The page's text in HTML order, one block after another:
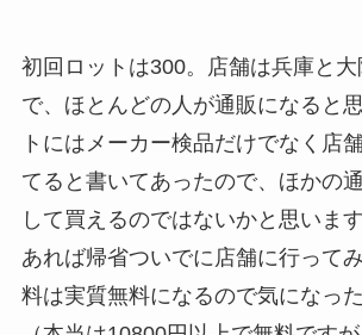
初回ロットは300。店舗は兵庫と
で、ほとんどの人が通販になると
トにはメーカー検品だけでなく店
てると書いてあったので、ほかの
して買えるのではないかと思いま
あれば帰省ついでに店舗に行って
料は実質無料になるので気になっ